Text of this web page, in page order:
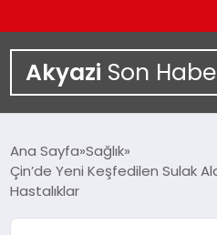
Akyazi Son
SIYASET
Ana Sayfa Sağlık
Çin’de Yeni Keşfedilen Sulak
Hastalıklar